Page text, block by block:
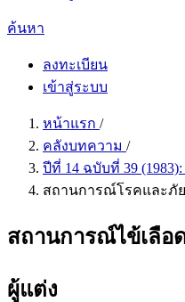
ค้นหา
ลงทะเบียน
เข้าสู่ระบบ
หน้าแรก /
คลังบทความ /
ปีที่ 14 ฉบับที่ 39
สถานการณ์โรคและภั
สถานการณ์ไข้เลือ
ผู้แต่ง